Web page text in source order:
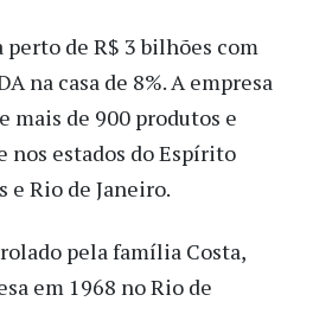
perto de R$ 3 bilhões com
na casa de 8%. A empresa
de 900 produtos e
nos estados do Espírito
e Rio de Janeiro.
pela família Costa,
em 1968 no Rio de